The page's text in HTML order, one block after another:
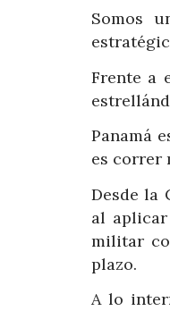
Somos
Frente a
Panamá
es correr
Desde la
al
militar
plazo.
A lo